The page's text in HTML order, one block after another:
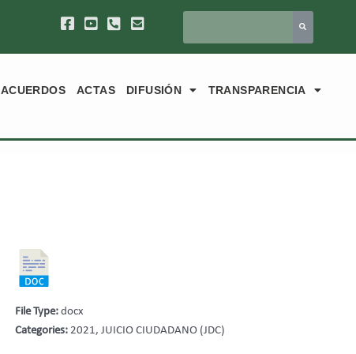
ACUERDOS ACTAS DIFUSIÓN TRANSPARENCIA
File Type:docx
Categories:2021, JUICIO CIUDADANO (JDC)